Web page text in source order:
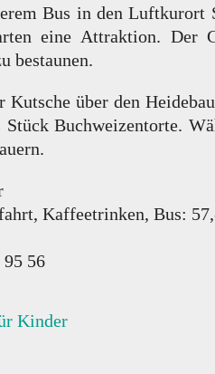
Bus in den Luftkurort
eine Attraktion. Der
bestaunen.
über den
Stück Buchweizentorte.
Kaffeetrinken, Bus:
56
Kinder